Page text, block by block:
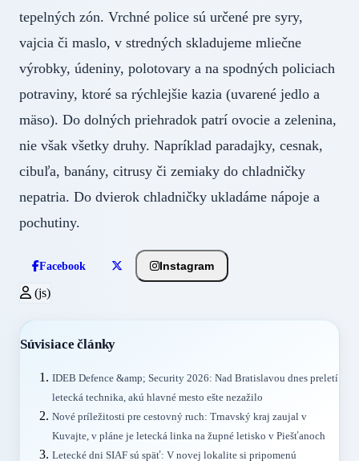
tepelných zón. Vrchné police sú určené pre syry,
vajcia či maslo, v stredných skladujeme mliečne
výrobky, údeniny, polotovary a na spodných policiach
potraviny, ktoré sa rýchlejšie kazia (uvarené jedlo a
mäso). Do dolných priehradok patrí ovocie a zelenina,
nie však všetky druhy. Napríklad paradajky, cesnak,
cibuľa, banány, citrusy či zemiaky do chladničky
nepatria. Do dvierok chladničky ukladáme nápoje a
pochutiny.
Facebook Instagram
(js)
Súvisiace články
IDEB Defence &amp; Security 2026: Nad Bratislavou dnes preletí
letecká technika, akú hlavné mesto ešte nezažilo
Nové príležitosti pre cestovný ruch: Trnavský kraj zaujal v
Kuvajte, v pláne je letecká linka na župné letisko v Piešťanoch
Letecké dni SIAF sú späť: V novej lokalite si pripomenú